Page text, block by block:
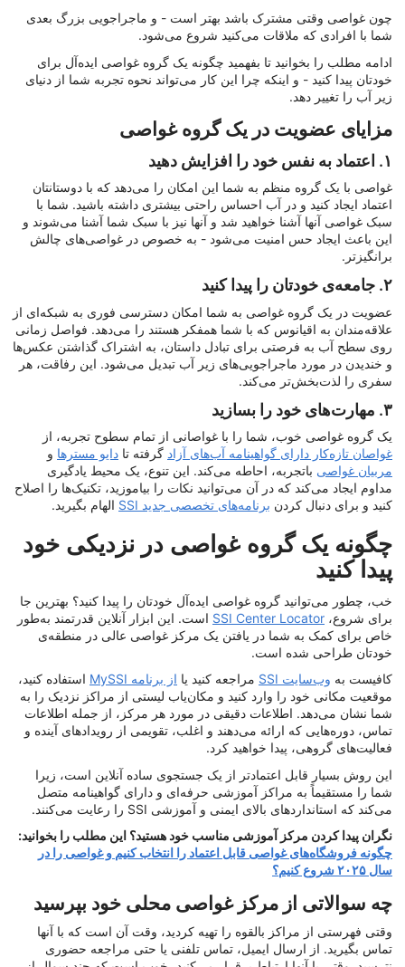
چون غواصی وقتی مشترک باشد بهتر است - و ماجراجویی بزرگ بعدی
شما با افرادی که ملاقات می‌کنید شروع می‌شود.
ادامه مطلب را بخوانید تا بفهمید چگونه یک گروه غواصی ایده‌آل برای
خودتان پیدا کنید - و اینکه چرا این کار می‌تواند نحوه تجربه شما از دنیای
زیر آب را تغییر دهد.
مزایای عضویت در یک گروه غواصی
۱. اعتماد به نفس خود را افزایش دهید
غواصی با یک گروه منظم به شما این امکان را می‌دهد که با دوستانتان
اعتماد ایجاد کنید و در آب احساس راحتی بیشتری داشته باشید. شما با
سبک غواصی آنها آشنا خواهید شد و آنها نیز با سبک شما آشنا می‌شوند و
این باعث ایجاد حس امنیت می‌شود - به خصوص در غواصی‌های چالش
برانگیزتر.
۲. جامعه‌ی خودتان را پیدا کنید
عضویت در یک گروه غواصی به شما امکان دسترسی فوری به شبکه‌ای از
علاقه‌مندان به اقیانوس که با شما همفکر هستند را می‌دهد. فواصل زمانی
روی سطح آب به فرصتی برای تبادل داستان، به اشتراک گذاشتن عکس‌ها
و خندیدن در مورد ماجراجویی‌های زیر آب تبدیل می‌شود. این رفاقت، هر
سفری را لذت‌بخش‌تر می‌کند.
۳. مهارت‌های خود را بسازید
یک گروه غواصی خوب، شما را با غواصانی از تمام سطوح تجربه، از
غواصان تازه‌کار دارای گواهینامه آب‌های آزاد گرفته تا دایو مسترها و
مربیان غواصی باتجربه، احاطه می‌کند. این تنوع، یک محیط یادگیری
مداوم ایجاد می‌کند که در آن می‌توانید نکات را بیاموزید، تکنیک‌ها را اصلاح
کنید و برای دنبال کردن برنامه‌های تخصصی جدید SSI الهام بگیرید.
چگونه یک گروه غواصی در نزدیکی خود
پیدا کنید
خب، چطور می‌توانید گروه غواصی ایده‌آل خودتان را پیدا کنید؟ بهترین جا
برای شروع، SSI Center Locator است. این ابزار آنلاین قدرتمند به‌طور
خاص برای کمک به شما در یافتن یک مرکز غواصی عالی در منطقه‌ی
خودتان طراحی شده است.
کافیست به وب‌سایت SSI مراجعه کنید یا از برنامه MySSI
استفاده کنید،
موقعیت مکانی خود را وارد کنید و مکان‌یاب لیستی از مراکز نزدیک را به
شما نشان می‌دهد. اطلاعات دقیقی در مورد هر مرکز، از جمله اطلاعات
تماس، دوره‌هایی که ارائه می‌دهند و اغلب، تقویمی از رویدادهای آینده و
فعالیت‌های گروهی، پیدا خواهید کرد.
این روش بسیار قابل اعتمادتر از یک جستجوی ساده آنلاین است، زیرا
شما را مستقیماً به مراکز آموزشی حرفه‌ای و دارای گواهینامه متصل
می‌کند که استانداردهای بالای ایمنی و آموزشی SSI را رعایت می‌کنند.
نگران پیدا کردن مرکز آموزشی مناسب خود هستید؟ این مطلب را بخوانید:
چگونه فروشگاه‌های غواصی قابل اعتماد را انتخاب کنیم و غواصی را در
سال ۲۰۲۵ شروع کنیم؟
چه سوالاتی از مرکز غواصی محلی خود بپرسید
وقتی فهرستی از مراکز بالقوه را تهیه کردید، وقت آن است که با آنها
تماس بگیرید. از ارسال ایمیل، تماس تلفنی یا حتی مراجعه حضوری